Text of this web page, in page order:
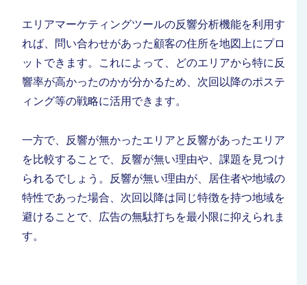
エリアマーケティングツールの反響分析機能を利用す
れば、問い合わせがあった顧客の住所を地図上にプロ
ットできます。これによって、どのエリアから特に反
響率が高かったのかが分かるため、次回以降のポステ
ィング等の戦略に活用できます。
一方で、反響が無かったエリアと反響があったエリア
を比較することで、反響が無い理由や、課題を見つけ
られるでしょう。反響が無い理由が、居住者や地域の
特性であった場合、次回以降は同じ特徴を持つ地域を
避けることで、広告の無駄打ちを最小限に抑えられま
す。